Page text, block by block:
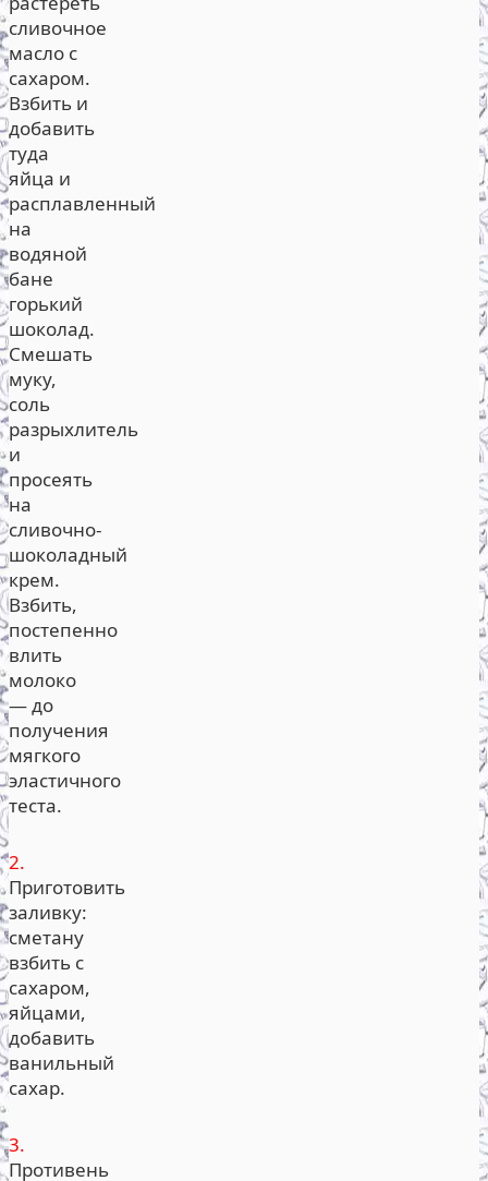
сливочное
масло с
сахаром.
Взбить и
добавить
туда
яйца и
расплавленный
на
водяной
бане
горький
шоколад.
Смешать
муку,
соль
разрыхлитель
и
просеять
на
сливочно-
шоколадный
крем.
Взбить,
постепенно
влить
молоко
— до
получения
мягкого
эластичного
теста.
2.
Приготовить
заливку:
сметану
взбить с
сахаром,
яйцами,
добавить
ванильный
сахар.
3.
Противень